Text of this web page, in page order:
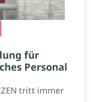
für
Personal
tritt immer